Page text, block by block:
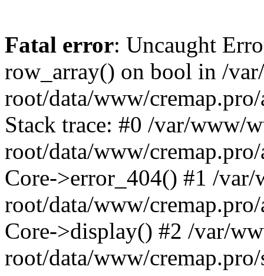
Fatal error: Uncaught
row_array() on bool in /
root/data/www/
Stack trace: #0 /var/www/
root/data/www/
Core->error_404() #1 /
root/data/www/
Core->display() #2 /var/
root/data/www/